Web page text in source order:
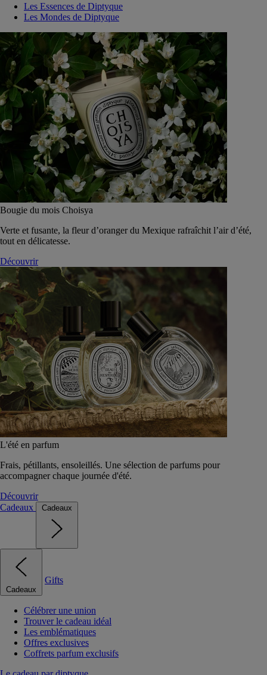
Les Essences de Diptyque
Les Mondes de Diptyque
Bougie du mois Choisya
Verte et fusante, la fleur d’oranger du Mexique rafraîchit l’air d’été,
tout en délicatesse.
Découvrir
L'été en parfum
Frais, pétillants, ensoleillés. Une sélection de parfums pour
accompagner chaque journée d'été.
Découvrir
Cadeaux
Cadeaux
Cadeaux
Gifts
Célébrer une union
Trouver le cadeau idéal
Les emblématiques
Offres exclusives
Coffrets parfum exclusifs